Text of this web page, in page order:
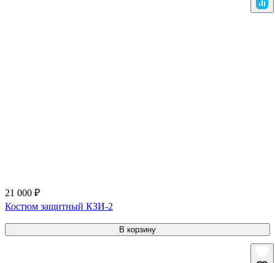
21 000 ₽
Костюм защитный КЗИ-2
В корзину